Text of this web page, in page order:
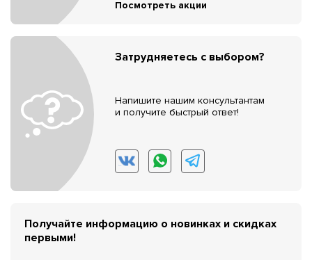
Посмотреть акции
Затрудняетесь с выбором?
Напишите нашим консультантам
и получите быстрый ответ!
Получайте информацию о новинках и скидках
первыми!